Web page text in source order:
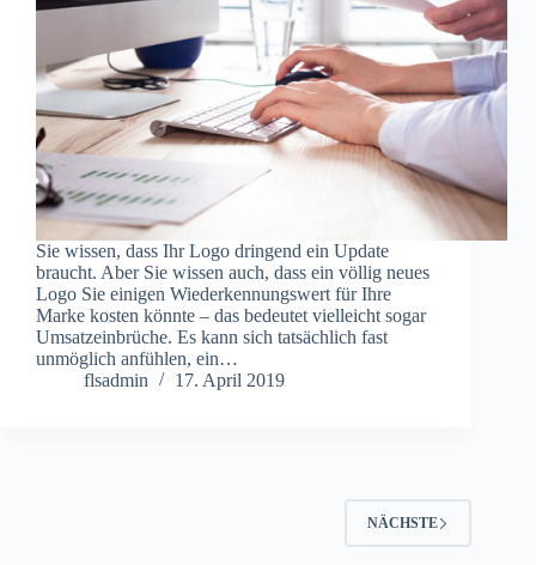
Sie wissen, dass Ihr Logo dringend ein Update
braucht. Aber Sie wissen auch, dass ein völlig neues
Logo Sie einigen Wiederkennungswert für Ihre
Marke kosten könnte – das bedeutet vielleicht sogar
Umsatzeinbrüche. Es kann sich tatsächlich fast
unmöglich anfühlen, ein…
flsadmin
17. April 2019
NÄCHSTE